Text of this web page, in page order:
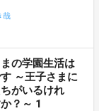
哉
の学園生活は
～王子さまに
がいるけれ
？～ 1